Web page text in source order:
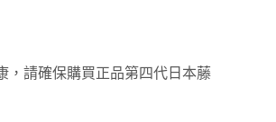
，請確保購買正品第四代日本藤